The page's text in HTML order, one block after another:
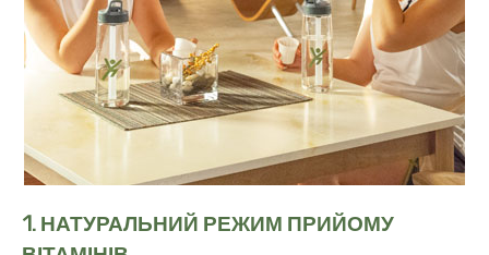
1.НАТУРАЛЬНИЙ РЕЖИМ ПРИЙОМУ